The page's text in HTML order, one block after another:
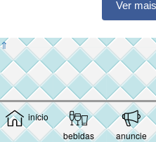
início
bebidas
anuncie
Ver
⇑